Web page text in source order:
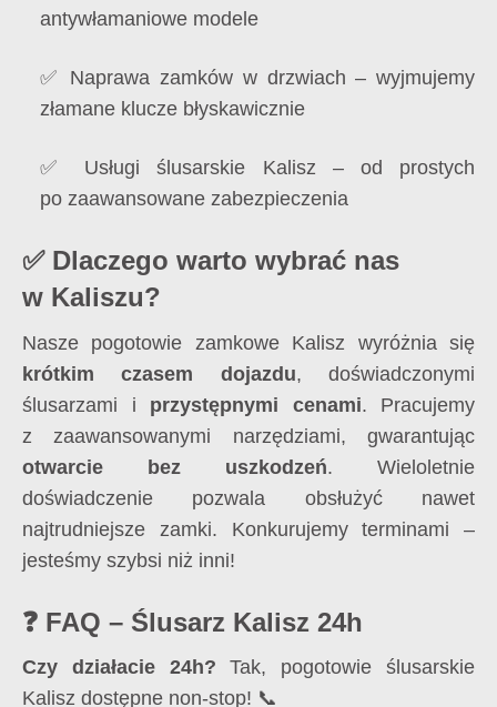
antywłamaniowe modele
✅ Naprawa zamków w drzwiach – wyjmujemy
złamane klucze błyskawicznie
✅ Usługi ślusarskie Kalisz – od prostych
po zaawansowane zabezpieczenia
✅ Dlaczego warto wybrać nas
w Kaliszu?
Nasze pogotowie zamkowe Kalisz wyróżnia się
krótkim czasem dojazdu, doświadczonymi
ślusarzami i przystępnymi cenami. Pracujemy
z zaawansowanymi narzędziami, gwarantując
otwarcie bez uszkodzeń. Wieloletnie
doświadczenie pozwala obsłużyć nawet
najtrudniejsze zamki. Konkurujemy terminami –
jesteśmy szybsi niż inni!
❓ FAQ – Ślusarz Kalisz 24h
Czy działacie 24h? Tak, pogotowie ślusarskie
Kalisz dostępne non-stop! 📞